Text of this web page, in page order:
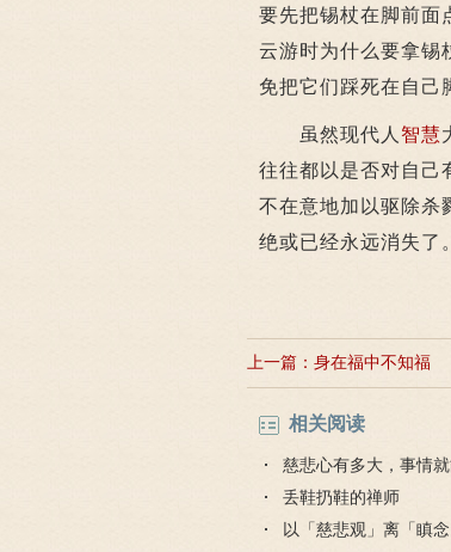
要先把锡杖在脚前面
云游时为什么要拿锡
免把它们踩死在自己
虽然现代人 智慧
往往都以是否对自己
不在意地加以驱除杀
绝或已经永远消失了。
上一篇： 身在福中不知福
相关阅读
慈悲心有多大，事情
的故事
丢鞋扔鞋的禅师
以「慈悲观」离「瞋念